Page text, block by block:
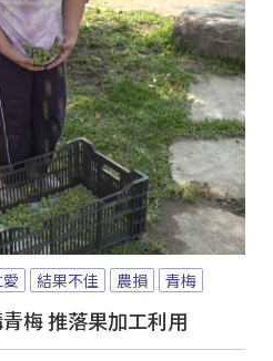
結果不佳 農損 青梅
梅 推落果加工利用